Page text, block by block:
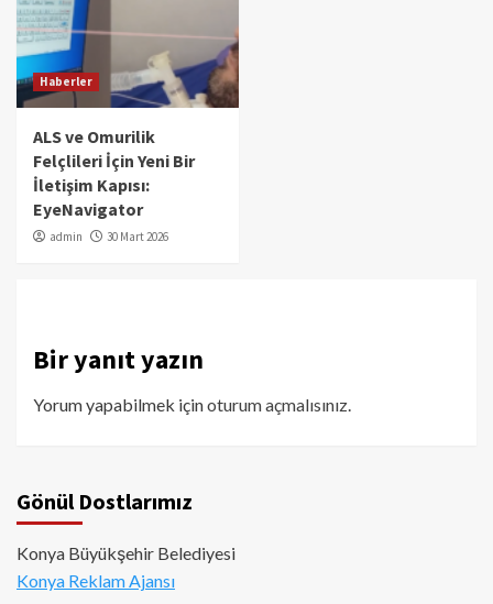
Haberler
ALS ve Omurilik
Felçlileri İçin Yeni Bir
İletişim Kapısı:
EyeNavigator
admin 30 Mart 2026
Bir yanıt yazın
Yorum yapabilmek içinoturum açmalısınız.
Gönül Dostlarımız
Konya Büyükşehir Belediyesi
Konya Reklam Ajansı